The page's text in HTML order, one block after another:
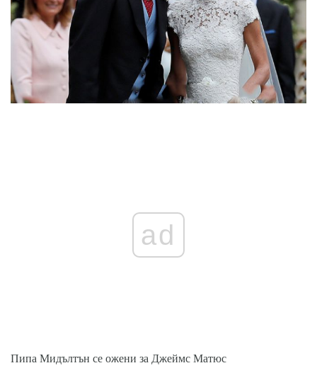
ad
Пипа Мидълтън се ожени за Джеймс Матюс